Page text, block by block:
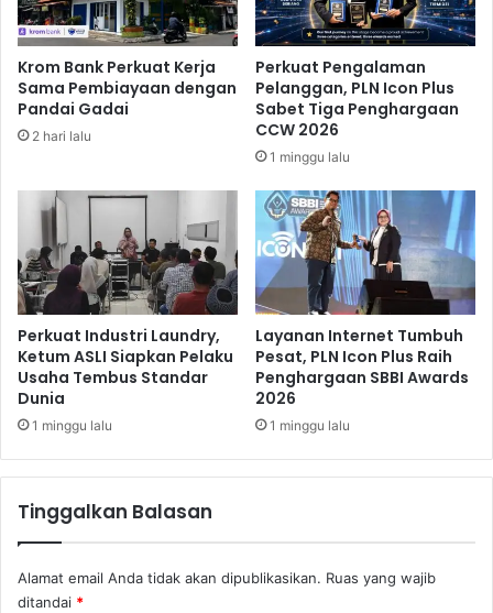
p
o
r
u
l
a
n
e
e
a
w
u
t
a
n
H
u
Krom Bank Perkuat Kerja
Sama Pembiayaan dengan
Pandai Gadai
2 hari lalu
Perkuat Pengalaman
Pelanggan, PLN Icon Plus
Sabet Tiga Penghargaan
CCW 2026
1 minggu lalu
Perkuat Industri Laundry,
Ketum ASLI Siapkan Pelaku
Usaha Tembus Standar
Dunia
1 minggu lalu
Layanan Internet Tumbuh
Pesat, PLN Icon Plus Raih
Penghargaan SBBI Awards
2026
1 minggu lalu
Tinggalkan Balasan
Alamat email Anda tidak akan dipublikasikan. Ruas yang wajib
ditandai *